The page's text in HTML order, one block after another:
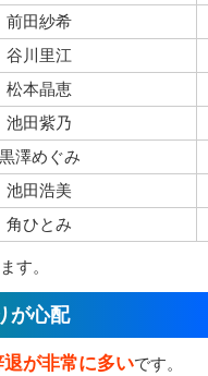
前田紗希
谷川里江
松本晶恵
池田紫乃
黒澤めぐみ
池田浩美
角ひとみ
す。
が心配
退が非常に多いです。